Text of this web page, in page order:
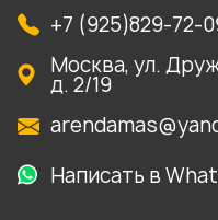
+7 (925)829-72-
Москва, ул.
д. 2/19
Написать в